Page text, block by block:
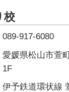
校
089-917-6080
愛媛県松山市萱
1F
伊予鉄道環状線